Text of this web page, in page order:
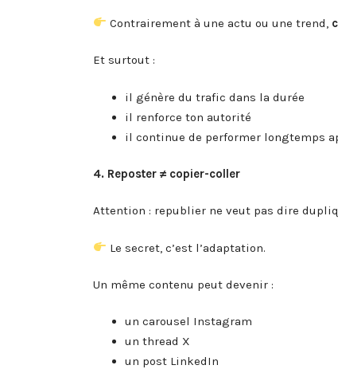
Contrairement à une actu ou une trend,
Et surtout :
il génère du trafic dans la durée
il renforce ton autorité
il continue de performer longtemps
4. Reposter ≠ copier-coller
Attention : republier ne veut pas dire
Le secret, c’est l’adaptation.
Un même contenu peut devenir :
un carousel Instagram
un thread X
un post LinkedIn